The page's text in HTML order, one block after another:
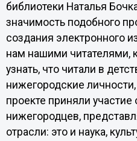
библиотеки Наталья
значимость подобного
создания электронного
нам нашими читателями,
узнать, что читали в
нижегородские
проекте приняли
нижегородцев,
отрасли: это и наука,